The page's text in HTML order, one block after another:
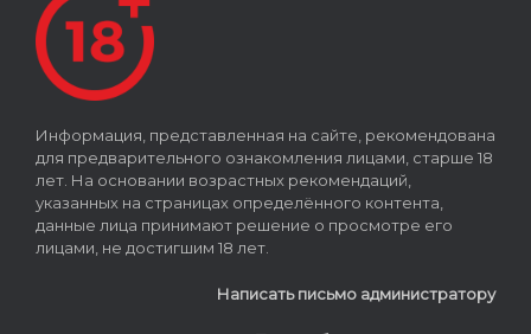
Информация, представленная на сайте, рекомендована
для предварительного ознакомления лицами, старше 18
лет. На основании возрастных рекомендаций,
указанных на страницах определённого контента,
данные лица принимают решение о просмотре его
лицами, не достигшим 18 лет.
Написать письмо администратору